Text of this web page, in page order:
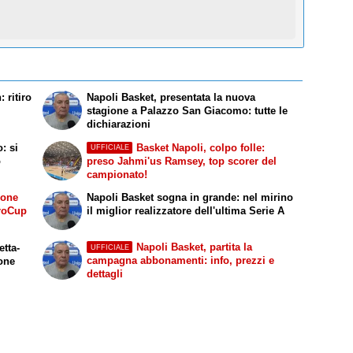
ritiro
si
Napoli Basket, presentata la nuova
stagione a Palazzo San Giacomo: tutte le
dichiarazioni
UFFICIALE
Basket Napoli, colpo folle:
preso Jahmi'us Ramsey, top scorer del
campionato!
Napoli Basket sogna in grande: nel mirino
il miglior realizzatore dell'ultima Serie A
UFFICIALE
Napoli Basket, partita la
campagna abbonamenti: info, prezzi e
dettagli